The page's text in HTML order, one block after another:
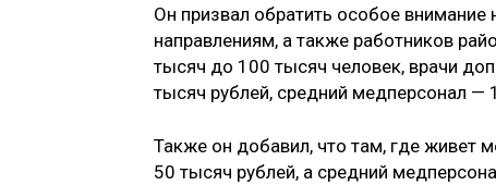
Он призвал обратить особое
направлениям, а также работников
тысяч до 100 тысяч человек, врачи
тысяч рублей, средний медперсонал —
Также он добавил, что там, где живет
50 тысяч рублей, а средний